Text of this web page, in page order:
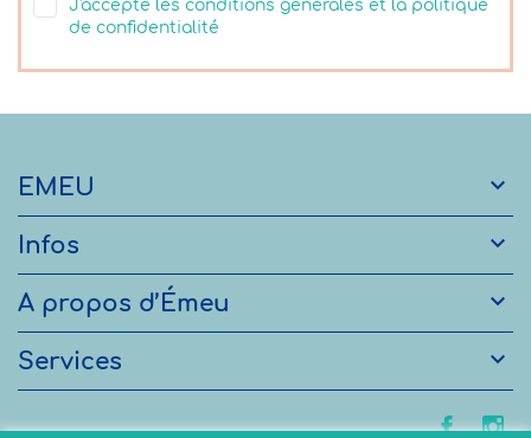
J'accepte les conditions générales et la politique
de confidentialité
EMEU 
Infos 
A propos d’Émeu 
Services 